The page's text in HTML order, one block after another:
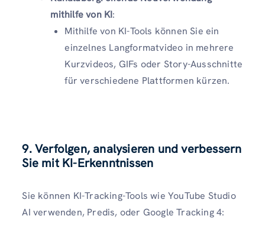
mithilfe von KI:
Mithilfe von KI-Tools können Sie ein
einzelnes Langformatvideo in mehrere
Kurzvideos, GIFs oder Story-Ausschnitte
für verschiedene Plattformen kürzen.
9. Verfolgen, analysieren und verbessern
Sie mit KI-Erkenntnissen
Sie können KI-Tracking-Tools wie YouTube Studio
AI verwenden, Predis, oder Google Tracking 4: